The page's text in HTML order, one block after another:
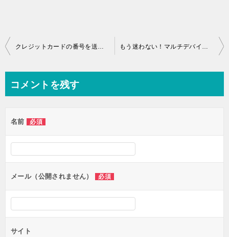
投稿ナビゲーション クレジットカードの番号を送っても安全でしょうか？ もう迷わない！マルチデバイス時代のセキュリティソフト選び – 家族全員のデジタルライフを守る鉄板ソフトはこれだ！
コメントを残す
名前 必須
メール（公開されません） 必須
サイト